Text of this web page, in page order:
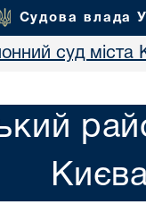
Судова влада
суд міста